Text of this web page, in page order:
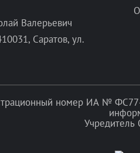
Валерьевич
Саратов, ул.
номер ИА №